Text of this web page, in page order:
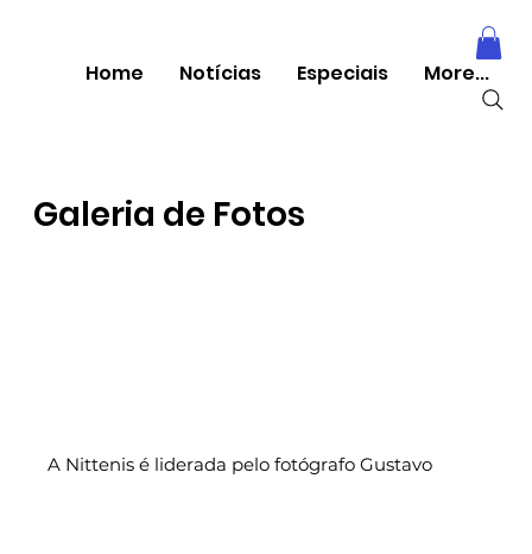
Home Notícias Especiais More...
Galeria de Fotos
A Nittenis é liderada pelo fotógrafo Gustavo